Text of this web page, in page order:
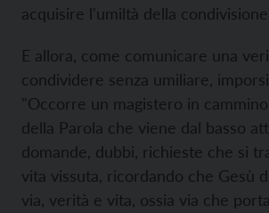
acquisire l'umiltà della
E allora, come comunicare una
condividere senza umiliare,
"Occorre un magistero in
della Parola che viene dal basso
domande, dubbi, richieste che si
vita vissuta, ricordando che Gesù
via, verità e vita, ossia via che